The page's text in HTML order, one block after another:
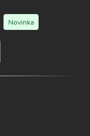
Novinka